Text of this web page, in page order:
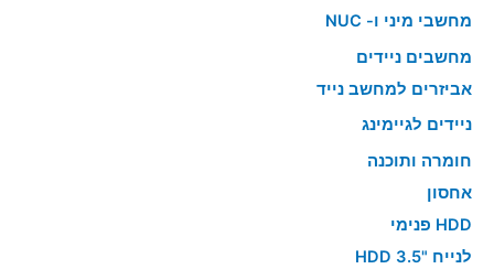
מחשבי מיני ו- NUC
מחשבים ניידים
אביזרים למחשב נייד
ניידים לגיימינג
חומרה ותוכנה
אחסון
HDD פנימי
לנייח "HDD 3.5